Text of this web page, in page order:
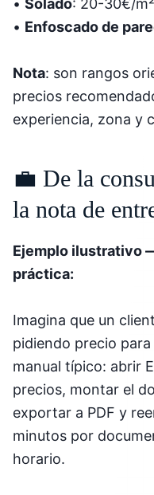
• Solado: 20-30€/m²
• Enfoscado de
Nota: son rangos
precios
experiencia, zona y
💼 De la
la nota de
Ejemplo ilustrativo
práctica:
Imagina que un
pidiendo precio
manual típico: abrir
precios, montar el
exportar a PDF y
minutos por
horario.